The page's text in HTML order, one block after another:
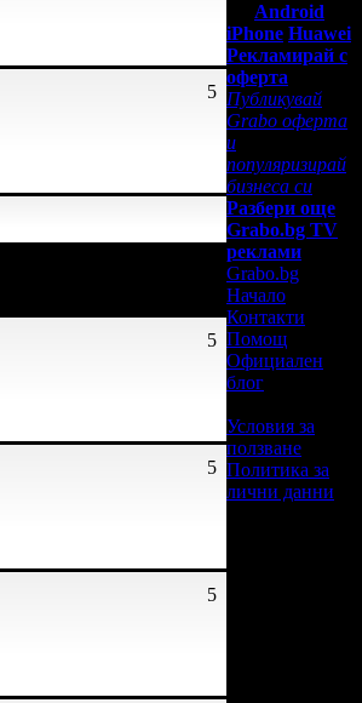
5
5
5
5
Android
iPhone Huawei
Рекламирай с
оферта
Публикувай
Grabo оферта
и
популяризирай
бизнеса си
Разбери още
Grabo.bg TV
реклами
Grabo.bg
Начало
Контакти
Помощ
Официален
блог
Условия за
ползване
Политика за
лични данни